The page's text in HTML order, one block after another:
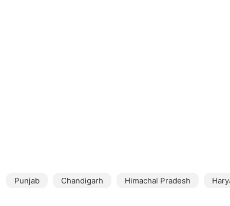
Punjab Chandigarh Himachal Pradesh